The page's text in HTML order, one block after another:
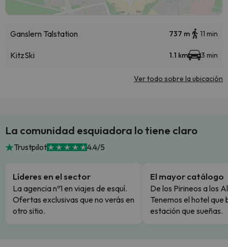
Ganslern Talstation 737 m 11 min
KitzSki 1.1 km 3 min
Ver todo sobre la ubicación
La comunidad esquiadora lo tiene claro
Trustpilot 4.4/5
Líderes en el sector
La agencia nº1 en viajes de esquí.
Ofertas exclusivas que no verás en
otro sitio.
El mayor catálogo
De los Pirineos a los
Tenemos el hotel que
estación que sueñas.